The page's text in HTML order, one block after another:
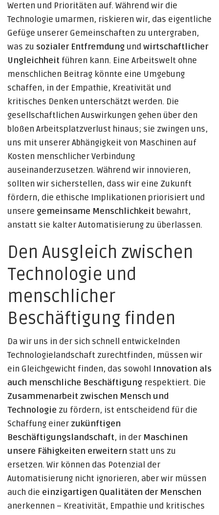
Werten und Prioritäten auf. Während wir die
Technologie umarmen, riskieren wir, das eigentliche
Gefüge unserer Gemeinschaften zu untergraben,
was zu sozialer Entfremdung und wirtschaftlicher
Ungleichheit führen kann. Eine Arbeitswelt ohne
menschlichen Beitrag könnte eine Umgebung
schaffen, in der Empathie, Kreativität und
kritisches Denken unterschätzt werden. Die
gesellschaftlichen Auswirkungen gehen über den
bloßen Arbeitsplatzverlust hinaus; sie zwingen uns,
uns mit unserer Abhängigkeit von Maschinen auf
Kosten menschlicher Verbindung
auseinanderzusetzen. Während wir innovieren,
sollten wir sicherstellen, dass wir eine Zukunft
fördern, die ethische Implikationen priorisiert und
unsere gemeinsame Menschlichkeit bewahrt,
anstatt sie kalter Automatisierung zu überlassen.
Den Ausgleich zwischen
Technologie und
menschlicher
Beschäftigung finden
Da wir uns in der sich schnell entwickelnden
Technologielandschaft zurechtfinden, müssen wir
ein Gleichgewicht finden, das sowohl Innovation als
auch menschliche Beschäftigung respektiert. Die
Zusammenarbeit zwischen Mensch und
Technologie zu fördern, ist entscheidend für die
Schaffung einer zukünftigen
Beschäftigungslandschaft, in der Maschinen
unsere Fähigkeiten erweitern statt uns zu
ersetzen. Wir können das Potenzial der
Automatisierung nicht ignorieren, aber wir müssen
auch die einzigartigen Qualitäten der Menschen
anerkennen – Kreativität, Empathie und kritisches